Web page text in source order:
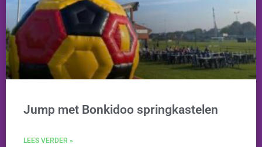
Jump met Bonkidoo springkastelen
LEES VERDER »